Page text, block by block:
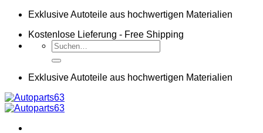
Zum
springen
Exklusive Autoteile aus hochwertigen Materialien
Kostenlose Lieferung - Free Shipping
Suchen
nach:
Exklusive Autoteile aus hochwertigen Materialien